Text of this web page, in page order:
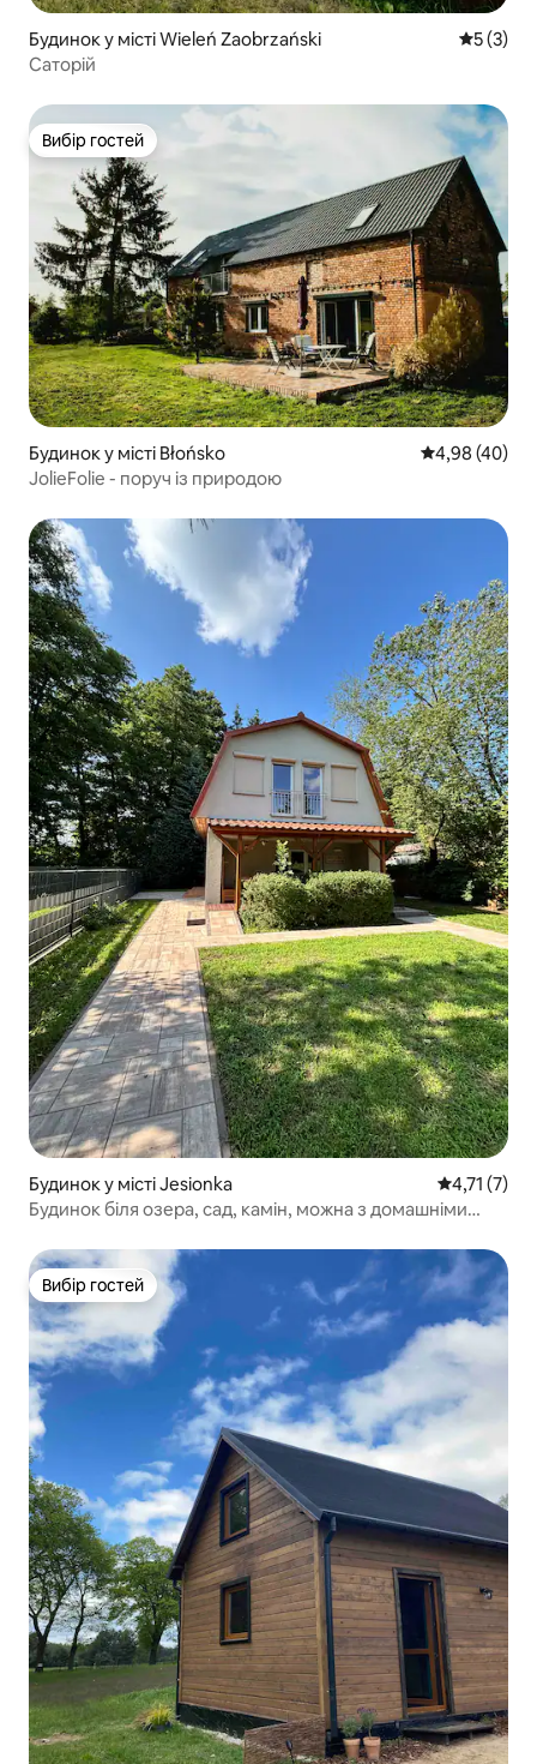
Будинок у місті Wieleń Zaobrzański Середня
5 (3)
Саторій
Вибір гостей
Вибір гостей
Будинок у місті Błońsko Середня
4,98 (40)
JolieFolie - поруч із природою
Будинок у місті Jesionka Середня
4,71 (7)
Будинок біля озера, сад, камін, можна з домашніми
Вибір гостей
Вибір гостей